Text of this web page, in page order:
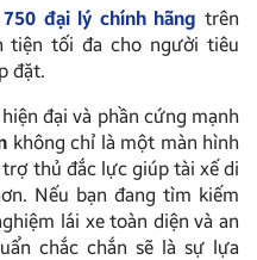
750 đại lý chính hãng trên
tiện tối đa cho người tiêu
đặt.
đại và phần cứng mạnh
không chỉ là một màn hình
thủ đắc lực giúp tài xế di
Nếu bạn đang tìm kiếm
lái xe toàn diện và an
chắc chắn sẽ là sự lựa